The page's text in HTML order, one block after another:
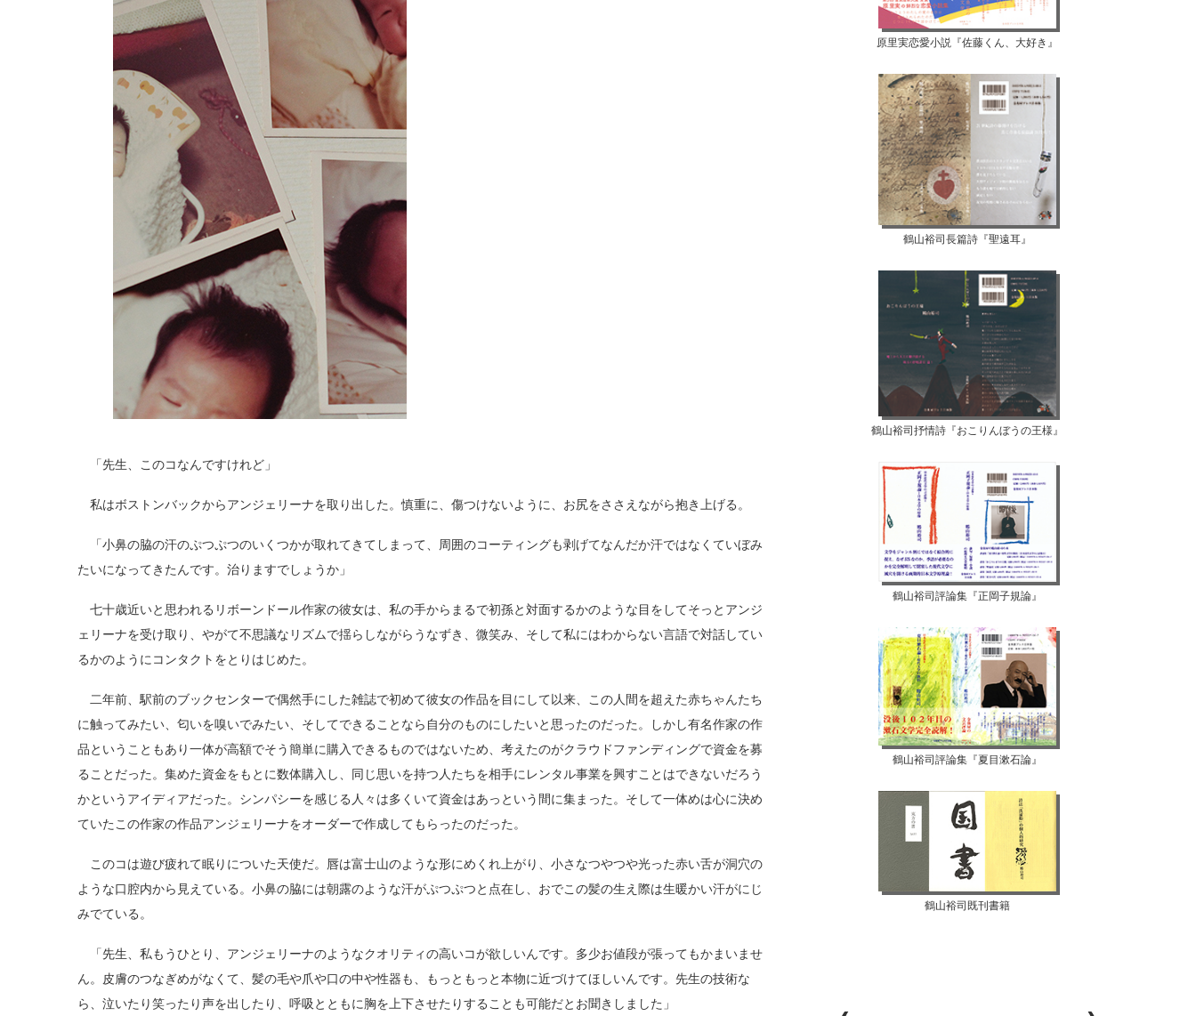
「先生、このコなんですけれど」
私はボストンバックからアンジェリーナを取り出した。慎重に、傷つけないように、お尻をささえながら抱き上げる。
「小鼻の脇の汗のぷつぷつのいくつかが取れてきてしまって、周囲のコーティングも剥げてなんだか汗ではなくていぼみ
たいになってきたんです。治りますでしょうか」
七十歳近いと思われるリボーンドール作家の彼女は、私の手からまるで初孫と対面するかのような目をしてそっとアンジ
ェリーナを受け取り、やがて不思議なリズムで揺らしながらうなずき、微笑み、そして私にはわからない言語で対話してい
るかのようにコンタクトをとりはじめた。
二年前、駅前のブックセンターで偶然手にした雑誌で初めて彼女の作品を目にして以来、この人間を超えた赤ちゃんたち
に触ってみたい、匂いを嗅いでみたい、そしてできることなら自分のものにしたいと思ったのだった。しかし有名作家の作
品ということもあり一体が高額でそう簡単に購入できるものではないため、考えたのがクラウドファンディングで資金を募
ることだった。集めた資金をもとに数体購入し、同じ思いを持つ人たちを相手にレンタル事業を興すことはできないだろう
かというアイディアだった。シンパシーを感じる人々は多くいて資金はあっという間に集まった。そして一体めは心に決め
ていたこの作家の作品アンジェリーナをオーダーで作成してもらったのだった。
このコは遊び疲れて眠りについた天使だ。唇は富士山のような形にめくれ上がり、小さなつやつや光った赤い舌が洞穴の
ような口腔内から見えている。小鼻の脇には朝露のような汗がぷつぷつと点在し、おでこの髪の生え際は生暖かい汗がにじ
みでている。
「先生、私もうひとり、アンジェリーナのようなクオリティの高いコが欲しいんです。多少お値段が張ってもかまいませ
ん。皮膚のつなぎめがなくて、髪の毛や爪や口の中や性器も、もっともっと本物に近づけてほしいんです。先生の技術な
ら、泣いたり笑ったり声を出したり、呼吸とともに胸を上下させたりすることも可能だとお聞きしました」
原里実恋愛小説『佐藤くん、大好き』
鶴山裕司長篇詩『聖遠耳』
鶴山裕司抒情詩『おこりんぼうの王様』
鶴山裕司評論集『正岡子規論』
鶴山裕司評論集『夏目漱石論』
鶴山裕司既刊書籍